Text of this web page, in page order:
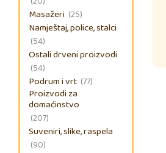
Masažeri (25)
Namještaj, police, stalci
(54)
Ostali drveni proizvodi
(54)
Podrum i vrt (77)
Proizvodi za
domaćinstvo
(207)
Suveniri, slike, raspela
(90)